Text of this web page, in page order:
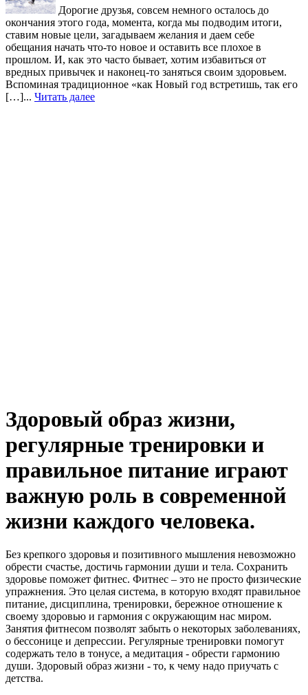
Дорогие друзья, совсем немного осталось до
окончания этого года, момента, когда мы подводим итоги,
ставим новые цели, загадываем желания и даем себе
обещания начать что-то новое и оставить все плохое в
прошлом. И, как это часто бывает, хотим избавиться от
вредных привычек и наконец-то заняться своим здоровьем.
Вспоминая традиционное «как Новый год встретишь, так его
[…]... Читать далее
Здоровый образ жизни,
регулярные тренировки и
правильное питание играют
важную роль в современной
жизни каждого человека.
Без крепкого здоровья и позитивного мышления невозможно
обрести счастье, достичь гармонии души и тела. Сохранить
здоровье поможет фитнес. Фитнес – это не просто физические
упражнения. Это целая система, в которую входят правильное
питание, дисциплина, тренировки, бережное отношение к
своему здоровью и гармония с окружающим нас миром.
Занятия фитнесом позволят забыть о некоторых заболеваниях,
о бессонице и депрессии. Регулярные тренировки помогут
содержать тело в тонусе, а медитация - обрести гармонию
души. Здоровый образ жизни - то, к чему надо приучать с
детства.